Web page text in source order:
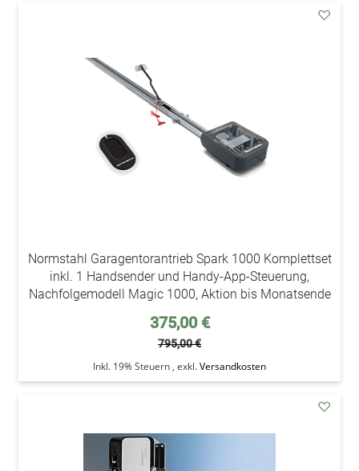
Normstahl Garagentorantrieb Spark 1000 Komplettset
inkl. 1 Handsender und Handy-App-Steuerung,
Nachfolgemodell Magic 1000, Aktion bis Monatsende
Sonderpreis
375,00 €
795,00 €
Inkl. 19% Steuern , exkl.Versandkosten